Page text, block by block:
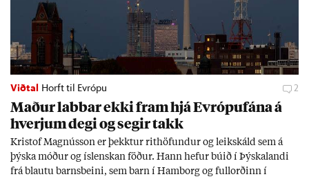
Viðtal Horft til Evrópu 2
Mað­ur labb­ar ekki fram hjá Evr­ópuf­ána á
hverj­um degi og seg­ir takk
Kri­stof Magnús­son er þekkt­ur rit­höf­und­ur og leik­skáld sem á
þýska móð­ur og ís­lensk­an föð­ur. Hann hef­ur bú­ið í Þýskalandi
frá blautu barns­beini, sem barn í Ham­borg og full­orð­inn í